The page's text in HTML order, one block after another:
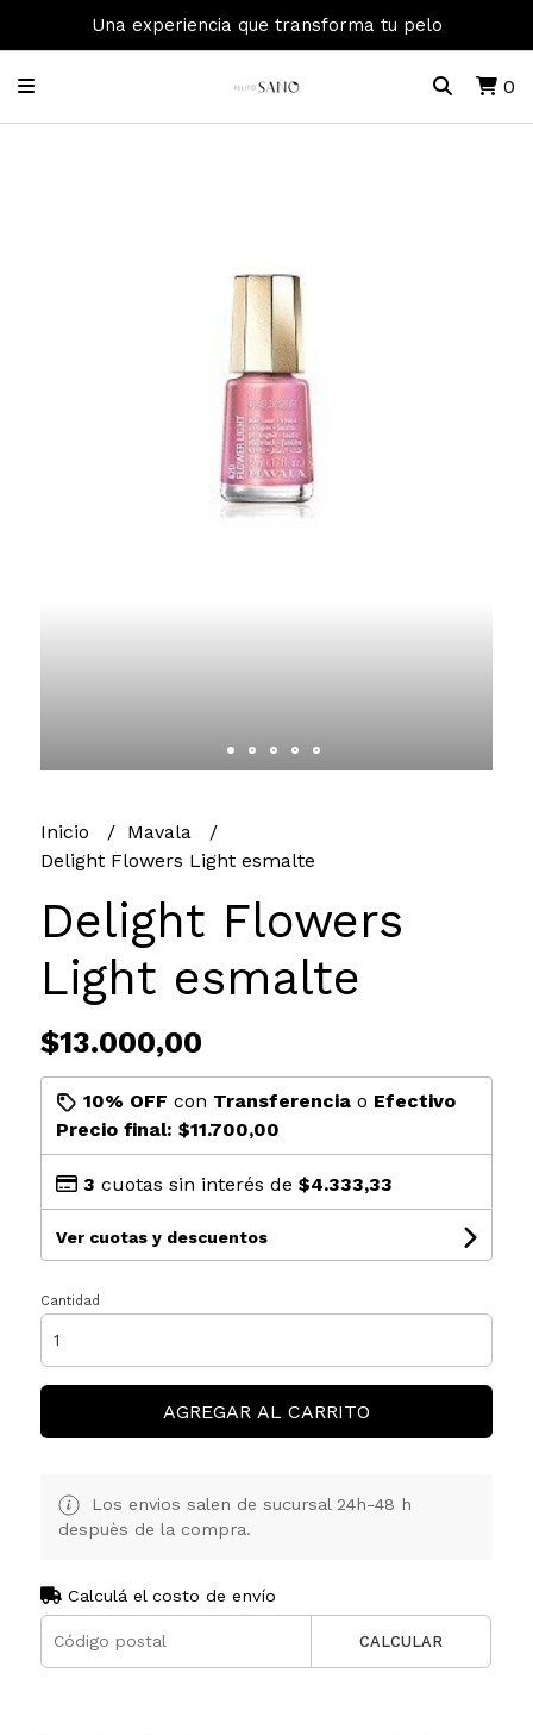
Una experiencia que transforma tu pelo
0
Inicio
Mavala
Delight Flowers Light esmalte
Delight Flowers
Light esmalte
$13.000,00
10% OFF con Transferenciao Efectivo
Precio final: $11.700,00
3 cuotas sin interés de $4.333,33
Ver cuotas y descuentos
Cantidad
AGREGAR AL CARRITO
Los envios salen de sucursal 24h-48 h
despuès de la compra.
Calculá el costo de envío
CALCULAR